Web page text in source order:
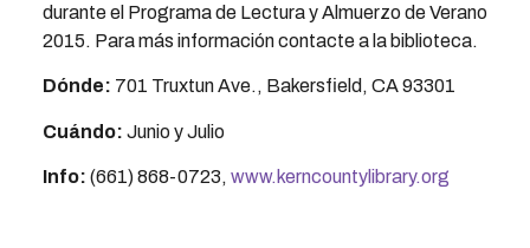
durante el Programa de Lectura y Almuerzo de Verano
2015. Para más información contacte a la biblioteca.
Dónde: 701 Truxtun Ave., Bakersfield, CA 93301
Cuándo: Junio y Julio
Info: (661) 868-0723, www.kerncountylibrary.org